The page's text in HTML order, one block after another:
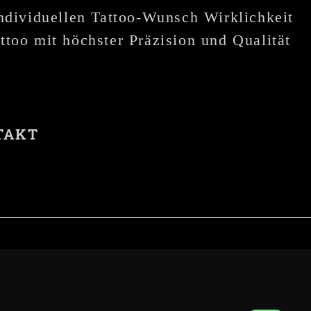
Tattoo-Wunsch Wirklichkeit
mit höchster Präzision und Qualität